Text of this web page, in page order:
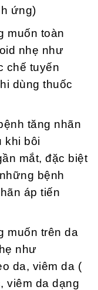
ứng)
muốn toàn
nhẹ như
chế tuyến
dùng thuốc
tăng nhãn
khi bôi
mắt, đặc biệt
bệnh
áp tiến
muốn trên da
như
da, viêm da (
viêm da dạng